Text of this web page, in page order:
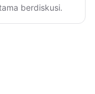
berdiskusi.